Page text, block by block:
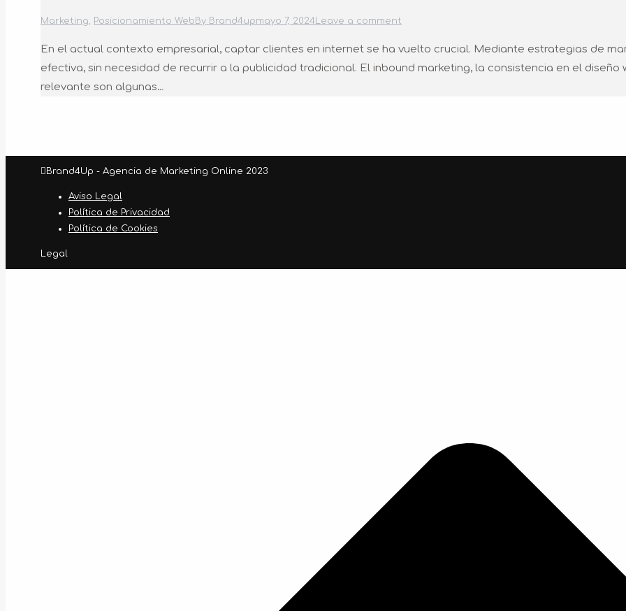
Marketing, Posicionamiento Web By Brand4upmayo 7, 2024 Leave a comment
En el actual contexto empresarial, captar clientes en internet se ha vuelto crucial. Mediante estrategias de
efectiva, sin necesidad de recurrir a la publicidad tradicional. El inbound marketing, la consistencia en el
relevante son algunas…
Brand4Up - Agencia de Marketing Online 2023
Aviso Legal
Política de Privacidad
Política de Cookies
Legal